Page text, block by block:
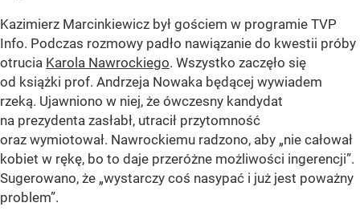
Kazimierz Marcinkiewicz był gościem w programie TVP
Info. Podczas rozmowy padło nawiązanie do kwestii próby
otrucia Karola Nawrockiego. Wszystko zaczęło się
od książki prof. Andrzeja Nowaka będącej wywiadem
rzeką. Ujawniono w niej, że ówczesny kandydat
na prezydenta zasłabł, utracił przytomność
oraz wymiotował. Nawrockiemu radzono, aby „nie całował
kobiet w rękę, bo to daje przeróżne możliwości ingerencji”.
Sugerowano, że „wystarczy coś nasypać i już jest poważny
problem”.